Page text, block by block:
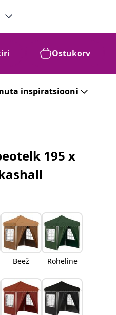
Ostukorv
inspiratsiooni
195 x
Beež Roheline